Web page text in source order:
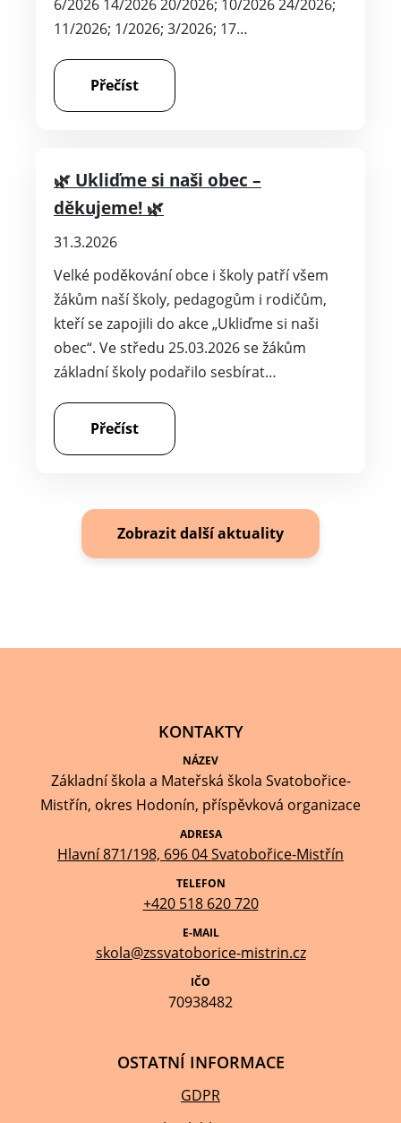
6/2026 14/2026 20/2026; 10/2026 24/2026;
11/2026; 1/2026; 3/2026; 17…
Přečíst
🌿 Ukliďme si naši obec –
děkujeme! 🌿
31.3.2026
Velké poděkování obce i školy patří všem
žákům naší školy, pedagogům i rodičům,
kteří se zapojili do akce „Ukliďme si naši
obec“. Ve středu 25.03.2026 se žákům
základní školy podařilo sesbírat…
Přečíst
Zobrazit další aktuality
KONTAKTY
NÁZEV
Základní škola a Mateřská škola Svatobořice-
Mistřín, okres Hodonín, příspěvková organizace
ADRESA
Hlavní 871/198, 696 04 Svatobořice-Mistřín
TELEFON
+420 518 620 720
E-MAIL
skola@zssvatoborice-mistrin.cz
IČO
70938482
OSTATNÍ INFORMACE
GDPR